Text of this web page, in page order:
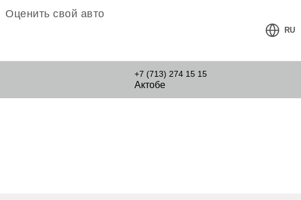
+7 (713) 274 15 15
Актобе
Оценить свой авто
RU